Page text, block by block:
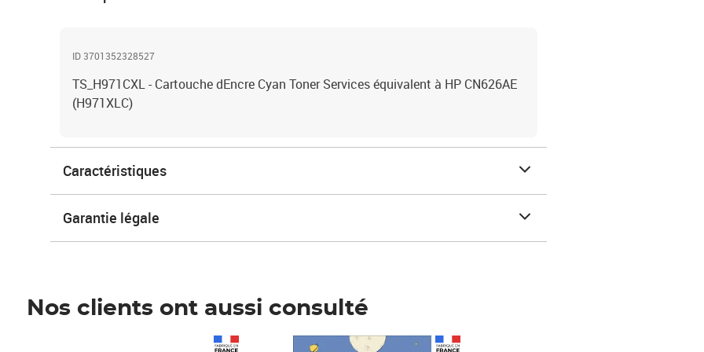
ID 3701352328527
TS_H971CXL - Cartouche dEncre Cyan Toner Services équivalent à HP CN626AE
(H971XLC)
Caractéristiques
Garantie légale
Nos clients ont aussi consulté
Prix 6,25€ HT